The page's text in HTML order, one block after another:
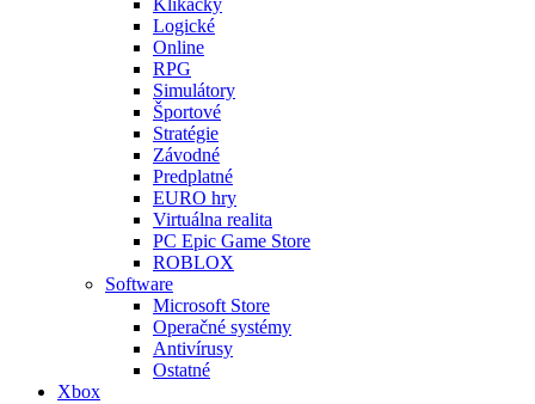
Klikačky
Logické
Online
RPG
Simulátory
Športové
Stratégie
Závodné
Predplatné
EURO hry
Virtuálna realita
PC Epic Game Store
ROBLOX
Software
Microsoft Store
Operačné systémy
Antivírusy
Ostatné
Xbox